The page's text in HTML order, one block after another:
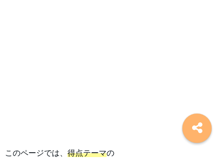
このページでは、 得点テーマの